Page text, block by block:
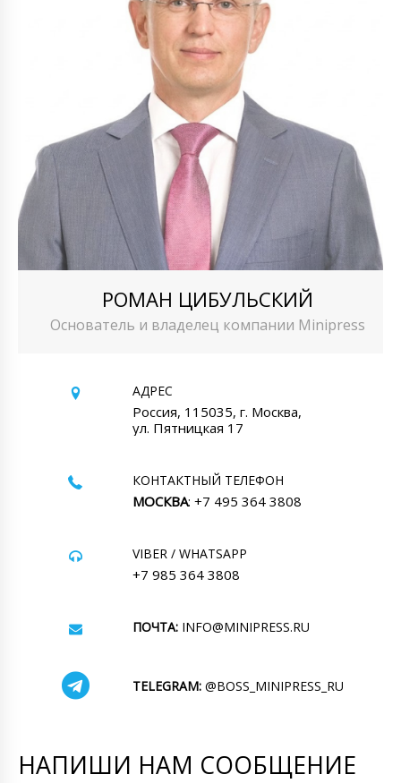
РОМАН ЦИБУЛЬСКИЙ
Основатель и владелец компании Minipress
АДРЕС
Россия, 115035, г. Москва,
ул. Пятницкая 17
КОНТАКТНЫЙ ТЕЛЕФОН
МОСКВА: +7 495 364 3808
VIBER / WHATSAPP
+7 985 364 3808
ПОЧТА: INFO@MINIPRESS.RU
TELEGRAM: @BOSS_MINIPRESS_RU
НАПИШИ НАМ СООБЩЕНИЕ